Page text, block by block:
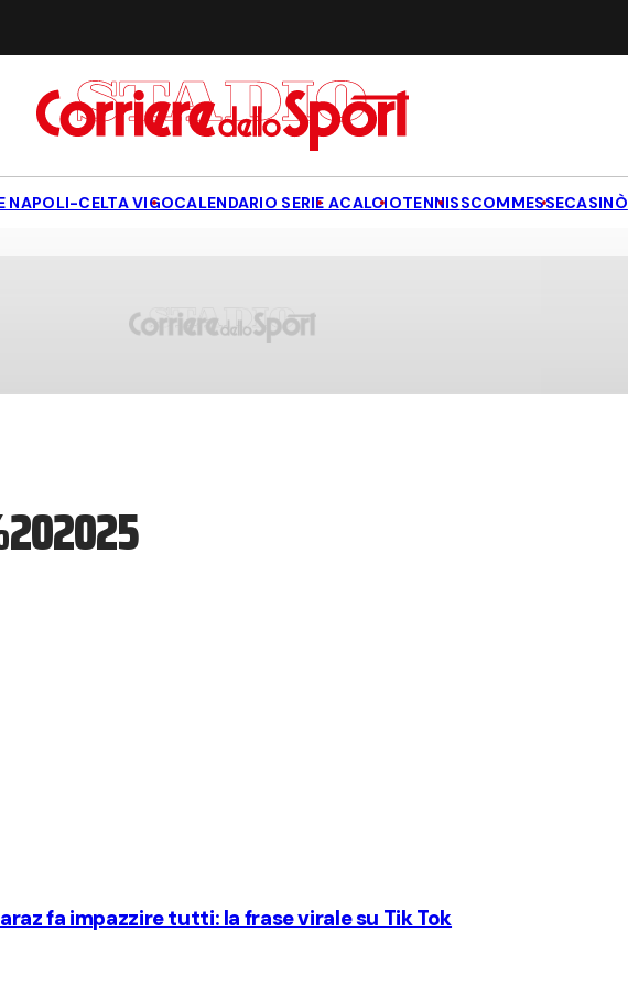
NAPOLI-CELTA VIGOCALENDARIO SERIE ACALCIOTENNISSCOMMESSECASINÒ
fa impazzire tutti: la frase virale su Tik Tok